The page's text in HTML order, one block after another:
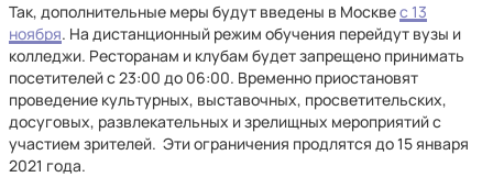
Так, дополнительные меры будут введены в Москвес 13
ноября. На дистанционный режим обучения перейдут вузы и
колледжи. Ресторанам и клубам будет запрещено принимать
посетителей с 23:00 до 06:00. Временно приостановят
проведение культурных, выставочных, просветительских,
досуговых, развлекательных и зрелищных мероприятий с
участием зрителей. Эти ограничения продлятся до 15 января
2021 года.